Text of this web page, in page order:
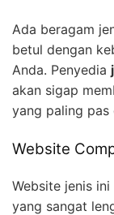
Ada beragam
betul dengan
Anda. Penyedia
akan sigap
yang paling pas
Website
Website jenis
yang sangat